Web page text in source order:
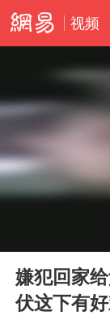
视频
Play
嫌犯回家
伏这下有